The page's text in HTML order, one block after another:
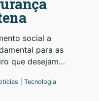
social a
para as
que desejam…
Tecnologia